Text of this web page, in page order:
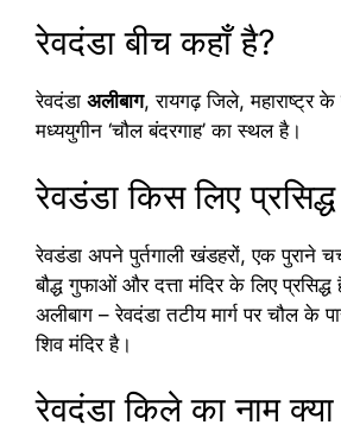
रेवदंडा बीच कहाँ है?
रेवदंडा अलीबाग, रायगढ़ जिले, महाराष्ट्र
मध्ययुगीन ‘चौल बंदरगाह’ का स्थल है।
रेवडंडा किस लिए
रेवडंडा अपने पुर्तगाली खंडहरों, एक पुराने
बौद्ध गुफाओं और दत्ता मंदिर के लिए प्रसिद्ध
अलीबाग – रेवदंडा तटीय मार्ग पर चौल के
शिव मंदिर है।
रेवदंडा किले का नाम